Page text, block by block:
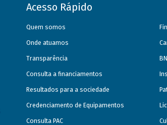
Acesso Rápido
Quem somos
Onde atuamos
Transparência
Consulta a financiamentos
Resultados para a sociedade
Credenciamento de Equipamentos
Consulta PAC